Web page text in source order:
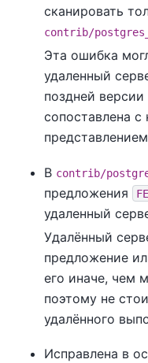
сканировать
contrib/
Эта ошибка
удаленный
поздней
сопоставлена
В contrib/
предложения
удаленный
Удалённый
предложение
его иначе, чем
поэтому не
удалённого
Исправлена в